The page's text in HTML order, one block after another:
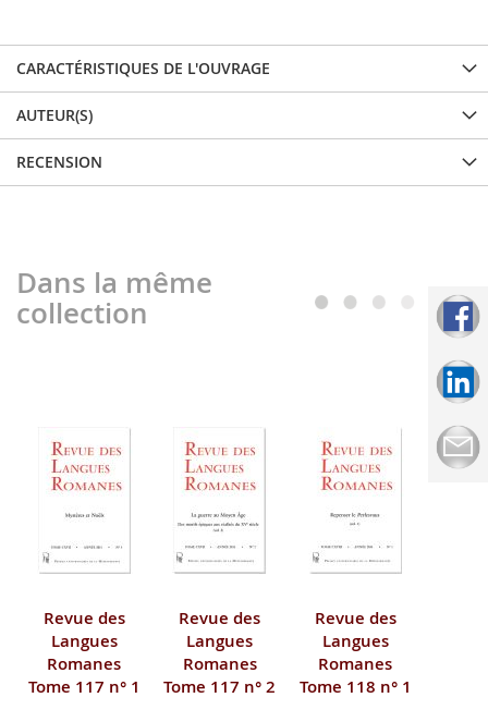
CARACTÉRISTIQUES DE L'OUVRAGE
AUTEUR(S)
RECENSION
Dans la même
collection
Revue des
Langues
Romanes
Tome 117 n° 1
Revue des
Langues
Romanes
Tome 117 n° 2
Revue des
Langues
Romanes
Tome 118 n° 1